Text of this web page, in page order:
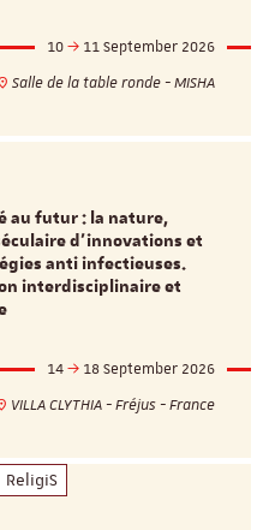
10
11 September 2026
Salle de la table ronde - MISHA
au futur : la nature,
d’innovations et
anti infectieuses.
interdisciplinaire et
14
18 September 2026
VILLA CLYTHIA - Fréjus - France
ReligiS